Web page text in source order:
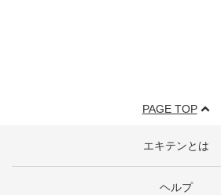
PAGE TOP
エキテンとは
ヘルプ